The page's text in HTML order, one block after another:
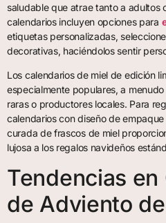
saludable que atrae tanto a adultos
calendarios incluyen opciones para
etiquetas personalizadas,
decorativas, haciéndolos sentir
Los calendarios de miel de edición
especialmente populares, a
raras o productores locales. Para
calendarios con diseño de
curada de frascos de miel
lujosa a los regalos navideños
Tendencias
de Adviento